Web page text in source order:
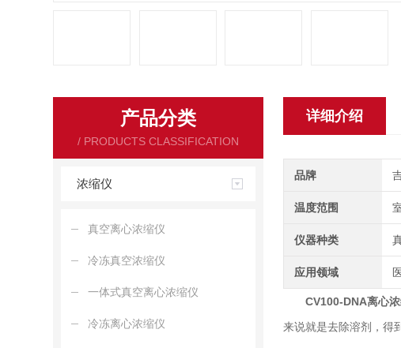
详细介绍
品牌
温度范围
仪器种类
应用领域
CV100-DNA离心
来说就是去除溶剂，得
产品分类
/ PRODUCTS CLASSIFICATION
浓缩仪
真空离心浓缩仪
冷冻真空浓缩仪
一体式真空离心浓缩仪
冷冻离心浓缩仪